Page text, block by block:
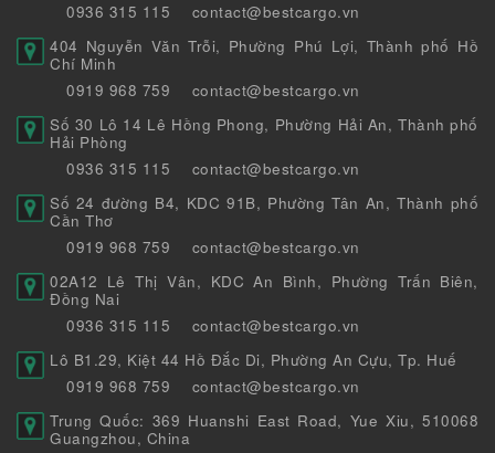
0936 315 115
contact@bestcargo.vn
404 Nguyễn Văn Trỗi, Phường Phú Lợi, Thành phố Hồ
Chí Minh
0919 968 759
contact@bestcargo.vn
Số 30 Lô 14 Lê Hồng Phong, Phường Hải An, Thành phố
Hải Phòng
0936 315 115
contact@bestcargo.vn
Số 24 đường B4, KDC 91B, Phường Tân An, Thành phố
Cần Thơ
0919 968 759
contact@bestcargo.vn
02A12 Lê Thị Vân, KDC An Bình, Phường Trấn Biên,
Đồng Nai
0936 315 115
contact@bestcargo.vn
Lô B1.29, Kiệt 44 Hồ Đắc Di, Phường An Cựu, Tp. Huế
0919 968 759
contact@bestcargo.vn
Trung Quốc: 369 Huanshi East Road, Yue Xiu, 510068
Guangzhou, China